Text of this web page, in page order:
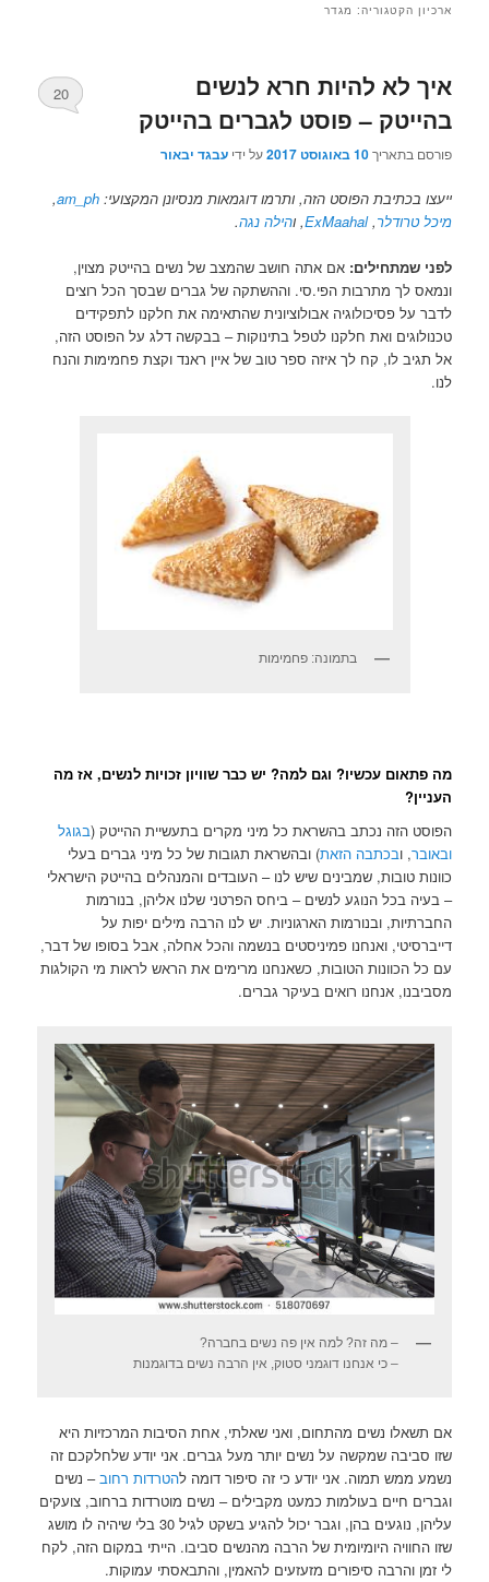
ארכיון הקטגוריה: מגדר
איך לא להיות חרא לנשים
בהייטק – פוסט לגברים בהייטק
פורסם בתאריך10 באוגוסט 2017 על ידיעבגד יבאור
20
ייעצו בכתיבת הפוסט הזה, ותרמו דוגמאות מנסיונן המקצועי:am_ph
,
מיכל טרודלר,
ExMaahal, והילה נגה.
לפני שמתחילים: אם אתה חושב שהמצב של נשים בהייטק מצוין,
ונמאס לך מתרבות הפי.סי. וההשתקה של גברים שבסך הכל רוצים
לדבר על פסיכולוגיה אבולוציונית שהתאימה את חלקנו לתפקידים
טכנולוגים ואת חלקנו לטפל בתינוקות – בבקשה דלג על הפוסט הזה,
אל תגיב לו, קח לך איזה ספר טוב של איין ראנד וקצת פחמימות והנח
לנו.
בתמונה: פחמימות
מה פתאום עכשיו? וגם למה? יש כבר שוויון זכויות לנשים, אז מה
העניין?
הפוסט הזה נכתב בהשראת כל מיני מקרים בתעשיית ההייטק (בגוגל
ובאובר, ובכתבה הזאת) ובהשראת תגובות של כל מיני גברים בעלי
כוונות טובות, שמבינים שיש לנו – העובדים והמנהלים בהייטק הישראלי
– בעיה בכל הנוגע לנשים – ביחס הפרטני שלנו אליהן, בנורמות
החברתיות, ובנורמות הארגוניות. יש לנו הרבה מילים יפות על
דייברסיטי, ואנחנו פמיניסטים בנשמה והכל אחלה, אבל בסופו של דבר,
עם כל הכוונות הטובות, כשאנחנו מרימים את הראש לראות מי הקולגות
מסביבנו, אנחנו רואים בעיקר גברים.
– מה זה? למה אין פה נשים בחברה?
– כי אנחנו דוגמני סטוק, אין הרבה נשים בדוגמנות
אם תשאלו נשים מהתחום, ואני שאלתי, אחת הסיבות המרכזיות היא
שזו סביבה שמקשה על נשים יותר מעל גברים. אני יודע שלחלקכם זה
נשמע ממש תמוה. אני יודע כי זה סיפור דומה להטרדות רחוב– נשים
וגברים חיים בעולמות כמעט מקבילים – נשים מוטרדות ברחוב, צועקים
עליהן, נוגעים בהן, וגבר יכול להגיע בשקט לגיל 30 בלי שיהיה לו מושג
שזו החוויה היומיומית של הרבה מהנשים סביבו. הייתי במקום הזה, לקח
לי זמן והרבה סיפורים מזעזעים להאמין, והתבאסתי עמוקות.